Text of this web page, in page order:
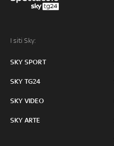
I siti Sky:
SKY SPORT
SKY TG24
SKY VIDEO
SKY ARTE